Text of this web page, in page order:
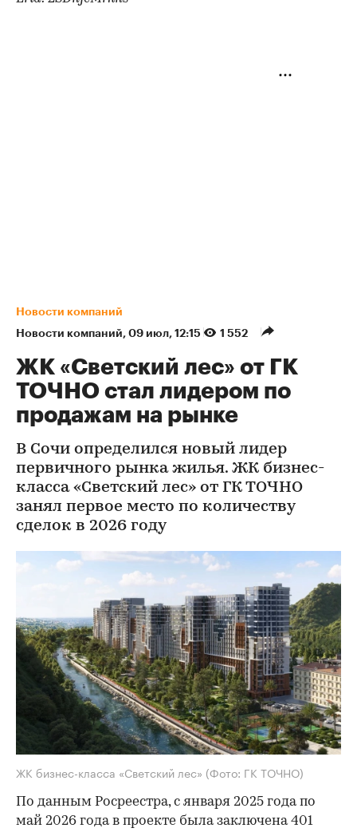
Новости компаний
Новости компаний⁠, 09 июл, 12:15 1 552
ЖК «Светский лес» от ГК
ТОЧНО стал лидером по
продажам на рынке
В Сочи определился новый лидер
первичного рынка жилья. ЖК бизнес-
класса «Светский лес» от ГК ТОЧНО
занял первое место по количеству
сделок в 2026 году
ЖК бизнес-класса «Светский лес» (Фото: ГК ТОЧНО)
По данным Росреестра, с января 2025 года по
май 2026 года в проекте была заключена 401